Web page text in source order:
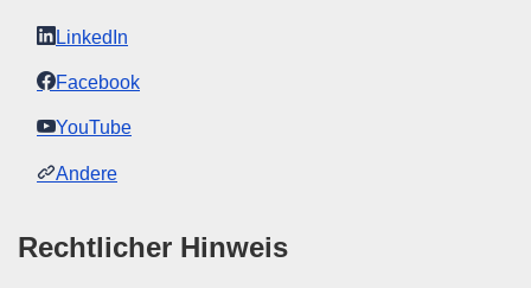
LinkedIn
Facebook
YouTube
Andere
Rechtlicher Hinweis